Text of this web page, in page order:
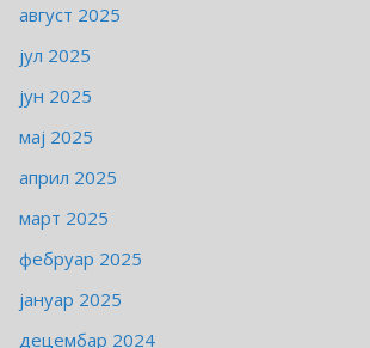
август 2025
јул 2025
јун 2025
мај 2025
април 2025
март 2025
фебруар 2025
јануар 2025
децембар 2024